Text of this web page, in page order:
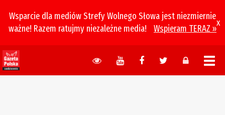
Wsparcie dla mediów Strefy Wolnego Słowa jest niezmiernie
ważne! Razem ratujmy niezależne media!
Wspieram TERAZ »
x